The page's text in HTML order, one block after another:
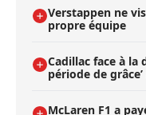
Verstappen ne
propre équipe
Cadillac face à la
période de
McLaren F1 a